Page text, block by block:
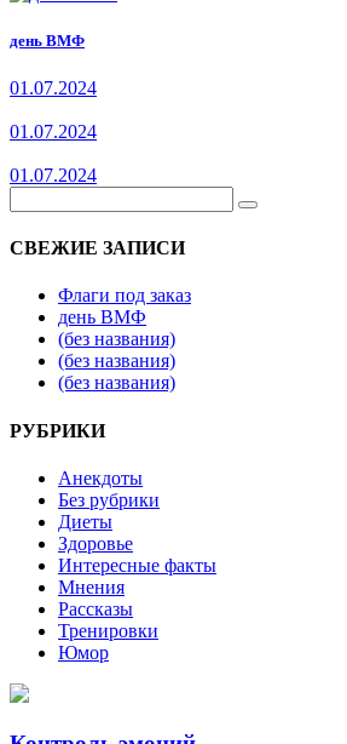
день ВМФ
01.07.2024
01.07.2024
01.07.2024
СВЕЖИЕ ЗАПИСИ
Флаги под заказ
день ВМФ
(без названия)
(без названия)
(без названия)
РУБРИКИ
Анекдоты
Без рубрики
Диеты
Здоровье
Интересные факты
Мнения
Рассказы
Тренировки
Юмор